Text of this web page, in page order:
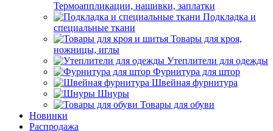
Термоаппликации, нашивки, заплатки
Подкладка и
специальные ткани
Товары для кроя,
ножницы, иглы
Утеплители для одежды
Фурнитура для штор
Швейная фурнитура
Шнуры
Товары для обуви
Новинки
Распродажа